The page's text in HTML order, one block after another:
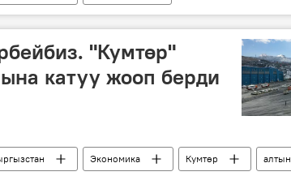
"Кумтөр"
катуу жооп берди
Экономика Кумтөр
алтын